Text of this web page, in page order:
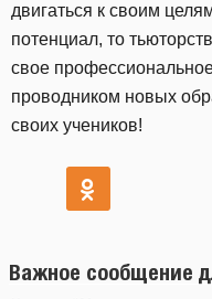
двигаться к своим
потенциал, то
свое
проводником новых
своих учеников!
Важное сообщение